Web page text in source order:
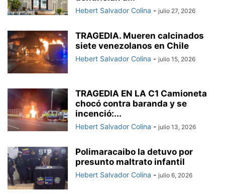
Hebert Salvador Colina - julio 27, 2026
TRAGEDIA. Mueren calcinados
siete venezolanos en Chile
Hebert Salvador Colina - julio 15, 2026
TRAGEDIA EN LA C1 Camioneta
chocó contra baranda y se
incenció:...
Hebert Salvador Colina - julio 13, 2026
Polimaracaibo la detuvo por
presunto maltrato infantil
Hebert Salvador Colina - julio 6, 2026